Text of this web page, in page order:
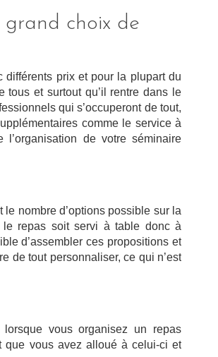
choix de
différents prix et pour la plupart du
tous et surtout qu’il rentre dans le
qui s’occuperont de tout,
comme le service à
de votre séminaire
le nombre d’options possible sur la
le repas soit servi à table donc à
d’assembler ces propositions et
de tout personnaliser, ce qui n’est
vous organisez un repas
que vous avez alloué à celui-ci et